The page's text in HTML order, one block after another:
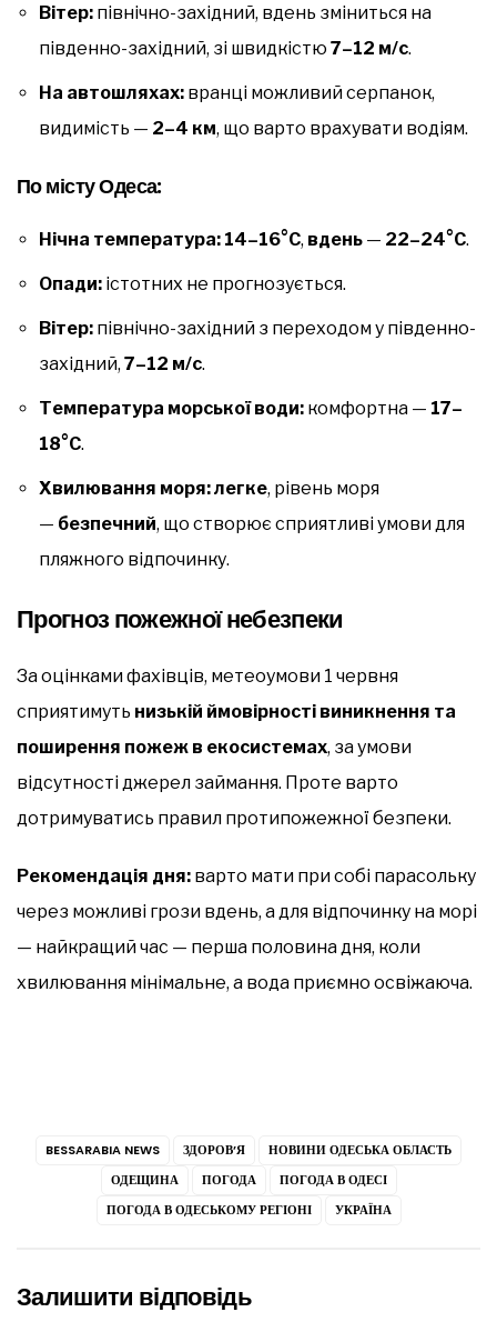
Вітер: північно-західний, вдень зміниться на
південно-західний, зі швидкістю 7–12 м/с.
На автошляхах: вранці можливий серпанок,
видимість — 2–4 км, що варто врахувати водіям.
По місту Одеса:
Нічна температура: 14–16°C, вдень — 22–24°C.
Опади: істотних не прогнозується.
Вітер: північно-західний з переходом у південно-
західний, 7–12 м/с.
Температура морської води: комфортна — 17–
18°C.
Хвилювання моря:легке, рівень моря
— безпечний, що створює сприятливі умови для
пляжного відпочинку.
Прогноз пожежної небезпеки
За оцінками фахівців, метеоумови 1 червня
сприятимуть низькій ймовірності виникнення та
поширення пожеж в екосистемах, за умови
відсутності джерел займання. Проте варто
дотримуватись правил протипожежної безпеки.
Рекомендація дня: варто мати при собі парасольку
через можливі грози вдень, а для відпочинку на морі
— найкращий час — перша половина дня, коли
хвилювання мінімальне, а вода приємно освіжаюча.
BESSARABIA NEWS ЗДОРОВ’Я
НОВИНИ ОДЕСЬКА ОБЛАСТЬ
ОДЕЩИНА
ПОГОДА
ПОГОДА В ОДЕСІ
ПОГОДА В ОДЕСЬКОМУ РЕГІОНІ
УКРАЇНА
Залишити відповідь